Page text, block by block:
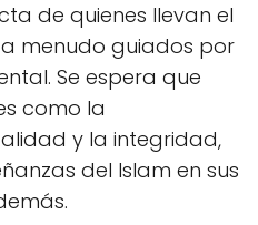
de quienes llevan el
menudo guiados por
Se espera que
como la
y la integridad,
del Islam en sus